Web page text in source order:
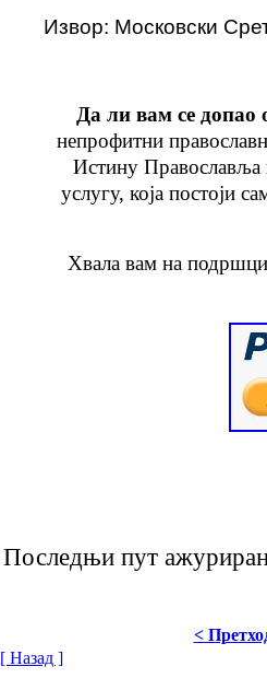
Извор: Московски
Да ли вам се допао
непрофитни
Истину
услугу, којапостоји
Хвала вам на
Последњи пут
<
[ Назад ]